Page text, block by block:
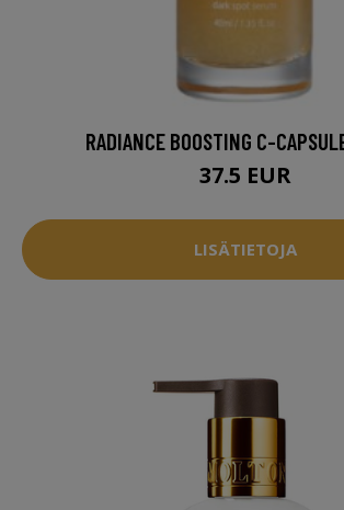
RADIANCE BOOSTING C-
37.5 EUR
LISÄTIETOJA